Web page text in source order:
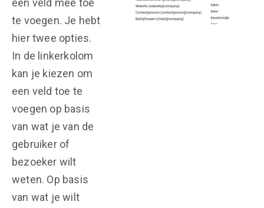
een veld mee toe
te voegen. Je hebt
hier twee opties.
In de linkerkolom
kan je kiezen om
een veld toe te
voegen op basis
van wat je van de
gebruiker of
bezoeker wilt
weten. Op basis
van wat je wilt